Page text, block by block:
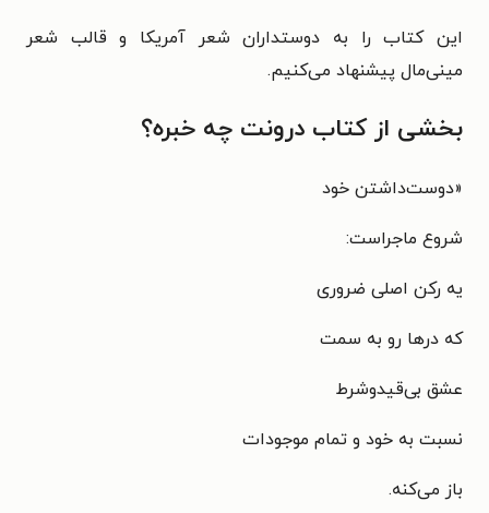
این کتاب را به دوستداران شعر آمریکا و قالب شعر
مینی‌مال پیشنهاد می‌کنیم.
بخشی از کتاب درونت چه خبره؟
«دوست‌داشتن خود
شروع ماجراست:
یه رکن اصلی ضروری
که درها رو به سمت
عشق بی‌قیدوشرط
نسبت به خود و تمام موجودات
باز می‌کنه.